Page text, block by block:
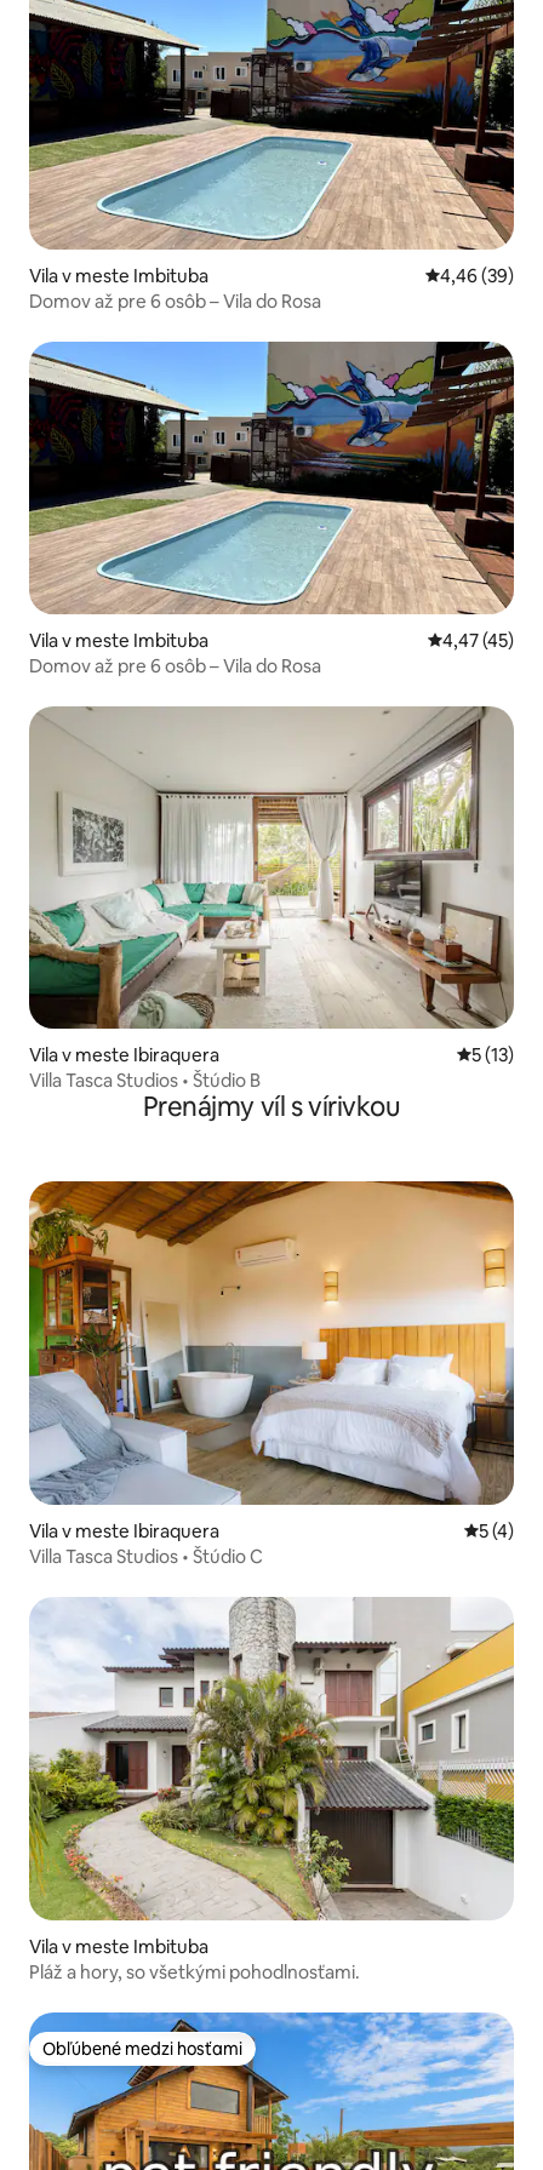
Vila v meste Imbituba Priemerné
4,46 (39)
Domov až pre 6 osôb – Vila do Rosa
Vila v meste Imbituba Priemerné
4,47 (45)
Domov až pre 6 osôb – Vila do Rosa
Vila v meste Ibiraquera
5 (13)
Villa Tasca Studios • Štúdio B
Prenájmy víl s vírivkou
Vila v meste Ibiraquera
5 (4)
Villa Tasca Studios • Štúdio C
Vila v meste Imbituba
Pláž a hory, so všetkými pohodlnosťami.
Obľúbené medzi hosťami
Obľúbené medzi hosťami